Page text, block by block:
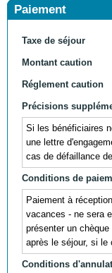
Paiement
Taxe de séjour
Montant caution
Réglement caution
Précisions
Si les bénéficiaires
une lettre
cas de défaillance
Conditions de
Paiement à
vacances - ne sera
présenter un
après le séjour, si le
Conditions